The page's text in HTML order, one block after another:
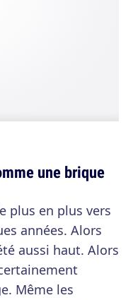
une brique
plus en plus vers
années. Alors
aussi haut. Alors
Même les